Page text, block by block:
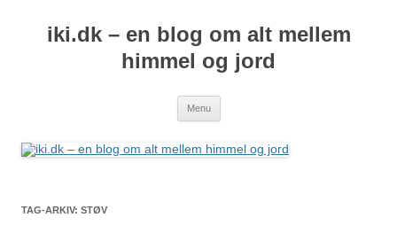
iki.dk – en blog om alt mellem
himmel og jord
Menu
TAG-ARKIV: STØV